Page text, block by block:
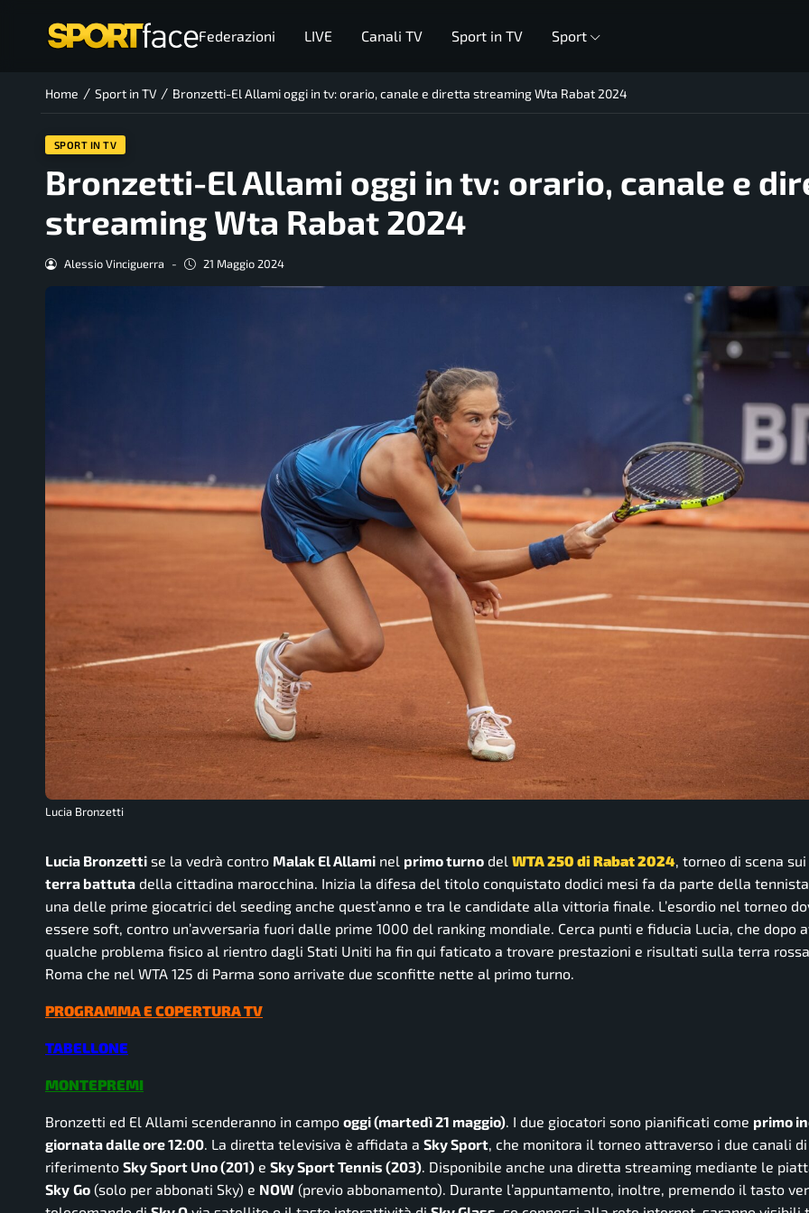
Federazioni LIVE Canali TV Sport in TV Sport
Home / Sport in TV / Bronzetti-El Allami oggi in tv: orario, canale e diretta streaming Wta Rabat 2024
SPORT IN TV
Bronzetti-El Allami oggi in tv: orario, canale e
streaming Wta Rabat 2024
Alessio Vinciguerra - 21 Maggio 2024
Lucia Bronzetti
Lucia Bronzetti se la vedrà contro Malak El Allami nel primo turno del WTA 250 di Rabat 2024 , torneo di scena
terra battuta della cittadina marocchina. Inizia la difesa del titolo conquistato dodici mesi fa da parte della tennista
una delle prime giocatrici del seeding anche quest’anno e tra le candidate alla vittoria finale. L’esordio nel torneo
essere soft, contro un’avversaria fuori dalle prime 1000 del ranking mondiale. Cerca punti e fiducia Lucia, che dopo
qualche problema fisico al rientro dagli Stati Uniti ha fin qui faticato a trovare prestazioni e risultati sulla terra
Roma che nel WTA 125 di Parma sono arrivate due sconfitte nette al primo turno.
PROGRAMMA E COPERTURA TV
TABELLONE
MONTEPREMI
Bronzetti ed El Allami scenderanno in campo oggi (martedì 21 maggio) . I due giocatori sono pianificati come primo
giornata dalle ore 12:00 . La diretta televisiva è affidata a Sky Sport , che monitora il torneo attraverso i due canali di
riferimento Sky Sport Uno (201) e Sky Sport Tennis (203) . Disponibile anche una diretta streaming mediante le
Sky Go (solo per abbonati Sky) e NOW (previo abbonamento). Durante l’appuntamento, inoltre, premendo il tasto